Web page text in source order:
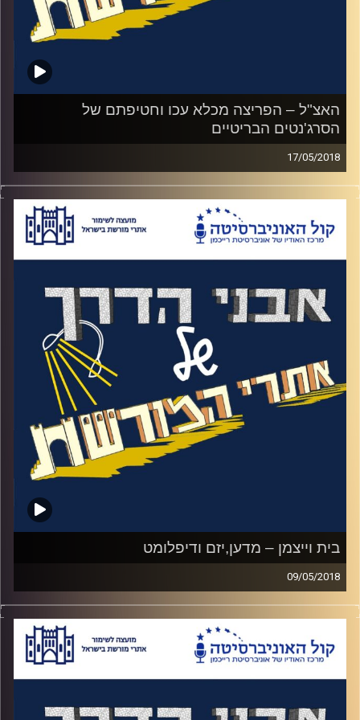
האצ"ל – הפריצה מכלא עכו וחטיפתם של
הסרג'נטים הבריטיים
17/05/2018
האזינו לאורי טולידאנו מראיין את לוחם האצ"ל
יוסקה נחמיאס ומנהל מוזיאון האצ"ל שלמה
דרור על ימי המערב הפרוע של מדינת ישראל,
פרק בונוס על האצ"ל – עדותו של יוסקה על
אותה תקופה, כלא עכו וחטיפתם של שני
סרג'נטים בריטיים בנסיון לשחרר את הלוחמים
שנלכדו בנסיון הבריחה.
קרדיט תמונות: המועצה לשימור אתרים
בית וייצמן – מדען,יזם ודיפלומט
09/05/2018
האזינו לאורי טולידאנו מראיין את מירב סגל על
הנשיא הראשון של מדינת ישראל, הוגה חזון
הסטארט אפ הישראלי ומי שרשם 220 פטנטים
לשמו (ביניהם האציטון) – חיים וייצמן.